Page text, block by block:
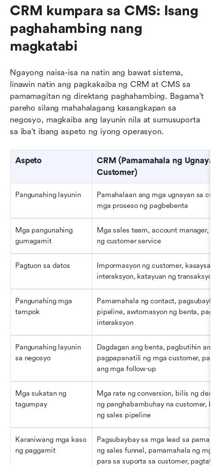
CRM kumpara sa CMS: Isang
paghahambing nang
magkatabi
Ngayong naisa-isa na natin ang bawat sistema,
linawin natin ang pagkakaiba ng CRM at CMS sa
pamamagitan ng direktang paghahambing. Bagama’t
pareho silang mahahalagang kasangkapan sa
negosyo, magkaiba ang layunin nila at sumusuporta
sa iba’t ibang aspeto ng iyong operasyon.
Aspeto
CRM (Pamamahala ng Ugnayan
Customer)
Pangunahing layunin
Pamahalaan ang mga ugnayan sa
mga proseso ng pagbebenta
Mga pangunahing
gumagamit
Mga sales team, account manager,
ng customer service
Pagtuon sa datos
Impormasyon ng customer,
interaksyon, katayuan ng transaksyon
Pangunahing mga
tampok
Pamamahala ng contact,
pipeline, awtomasyon ng benta, pag-
interaksyon
Pangunahing layunin
sa negosyo
Dagdagan ang benta, pagbutihin ang
pagpapanatili ng mga customer,
ang mga follow-up
Mga sukatan ng
tagumpay
Mga rate ng conversion, bilis ng deal,
ng panghabambuhay na customer,
ng sales pipeline
Karaniwang mga kaso
ng paggamit
Pagsubaybay sa mga lead sa
ng sales funnel, pamamahala ng mga
para sa suporta sa customer,